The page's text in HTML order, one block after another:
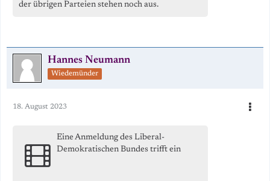
der übrigen Parteien stehen noch aus.
Hannes Neumann
Wiedemünder
18. August 2023
Eine Anmeldung des Liberal-
Demokratischen Bundes trifft ein